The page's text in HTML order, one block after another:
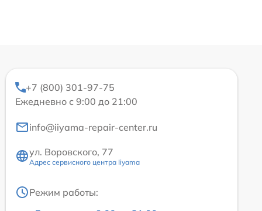
+7 (800) 301-97-75
Ежедневно с 9:00 до 21:00
info@iiyama-repair-center.ru
ул. Воровского, 77
Адрес сервисного центра Iiyama
Режим работы: